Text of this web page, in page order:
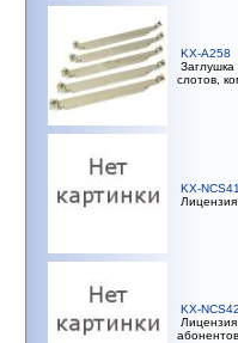
KX-A258
Заглушка
слотов,
KX-
KX-
абонентов